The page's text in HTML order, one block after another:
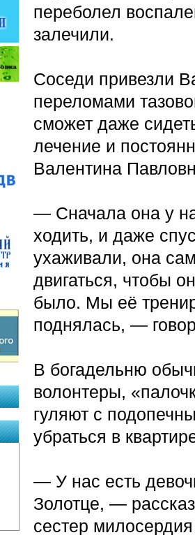
переболел
залечили.
Соседи привезли
переломами
сможет даже
лечение и
Валентина
— Сначала она у
ходить, и даже
ухаживали, она
двигаться, чтобы
было. Мы её
поднялась, —
В богадельню
волонтеры,
гуляют с
убраться в
— У нас есть
Золотце, —
сестер